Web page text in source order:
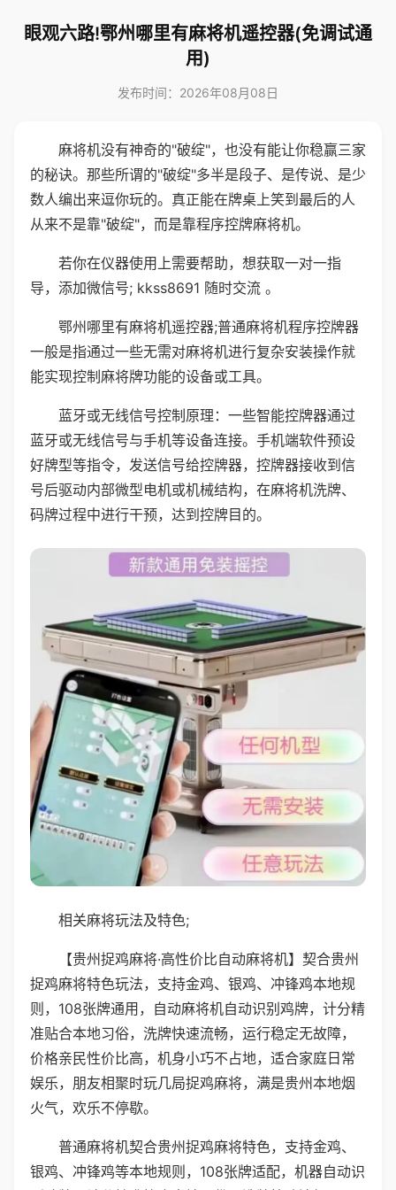
眼观六路!鄂州哪里有麻将机遥控器(免调试通
用)
发布时间：2026年08月08日
麻将机没有神奇的"破绽"，也没有能让你稳赢三家
的秘诀。那些所谓的"破绽"多半是段子、是传说、是少
数人编出来逗你玩的。真正能在牌桌上笑到最后的人
从来不是靠"破绽"，而是靠程序控牌麻将机。
若你在仪器使用上需要帮助，想获取一对一指
导，添加微信号; kkss8691 随时交流 。
鄂州哪里有麻将机遥控器;普通麻将机程序控牌器
一般是指通过一些无需对麻将机进行复杂安装操作就
能实现控制麻将牌功能的设备或工具。
蓝牙或无线信号控制原理：一些智能控牌器通过
蓝牙或无线信号与手机等设备连接。手机端软件预设
好牌型等指令，发送信号给控牌器，控牌器接收到信
号后驱动内部微型电机或机械结构，在麻将机洗牌、
码牌过程中进行干预，达到控牌目的。
相关麻将玩法及特色;
【贵州捉鸡麻将·高性价比自动麻将机】契合贵州
捉鸡麻将特色玩法，支持金鸡、银鸡、冲锋鸡本地规
则，108张牌通用，自动麻将机自动识别鸡牌，计分精
准贴合本地习俗，洗牌快速流畅，运行稳定无故障，
价格亲民性价比高，机身小巧不占地，适合家庭日常
娱乐，朋友相聚时玩几局捉鸡麻将，满是贵州本地烟
火气，欢乐不停歇。
普通麻将机契合贵州捉鸡麻将特色，支持金鸡、
银鸡、冲锋鸡等本地规则，108张牌适配，机器自动识